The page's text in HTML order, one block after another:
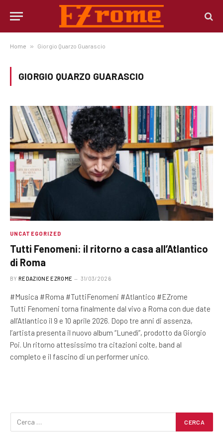
Home » Giorgio Quarzo Guarascio
GIORGIO QUARZO GUARASCIO
UNCATEGORIZED
Tutti Fenomeni: il ritorno a casa all’Atlantico
di Roma
BY REDAZIONE EZROME 31/03/2026
#Musica #Roma #TuttiFenomeni #Atlantico #EZrome
Tutti Fenomeni torna finalmente dal vivo a Roma con due date
all’Atlantico il 9 e 10 aprile 2026. Dopo tre anni di assenza,
l’artista presenta il nuovo album “Lunedì”, prodotto da Giorgio
Poi. Un ritorno attesissimo tra citazioni colte, band al
completo e il fascino di un performer unico.